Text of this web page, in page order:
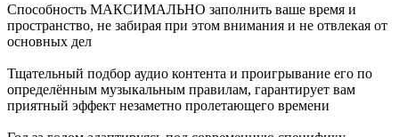
Способность МАКСИМАЛЬНО заполнить ваше время и
пространство, не забирая при этом внимания и не отвлекая от
основных дел
Тщательный подбор аудио контента и проигрывание его по
определённым музыкальным правилам, гарантирует вам
приятный эффект незаметно пролетающего времени